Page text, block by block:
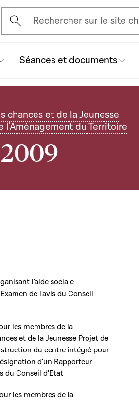
Ouvrir l'écran de recherche
Rechercher sur le site
Séances et documents
chances et de la Jeunesse
l'Aménagement du Territoire
l'aide sociale -
de l'avis du Conseil
les membres de la
et de la Jeunesse Projet de
du centre intégré pour
d'un Rapporteur -
du Conseil d'Etat
les membres de la